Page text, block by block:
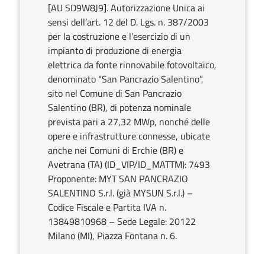
[AU SD9W8J9]. Autorizzazione Unica ai
sensi dell’art. 12 del D. Lgs. n. 387/2003
per la costruzione e l’esercizio di un
impianto di produzione di energia
elettrica da fonte rinnovabile fotovoltaico,
denominato “San Pancrazio Salentino”,
sito nel Comune di San Pancrazio
Salentino (BR), di potenza nominale
prevista pari a 27,32 MWp, nonché delle
opere e infrastrutture connesse, ubicate
anche nei Comuni di Erchie (BR) e
Avetrana (TA) (ID_VIP/ID_MATTM): 7493
Proponente: MYT SAN PANCRAZIO
SALENTINO S.r.l. (già MYSUN S.r.l.) –
Codice Fiscale e Partita IVA n.
13849810968 – Sede Legale: 20122
Milano (MI), Piazza Fontana n. 6.